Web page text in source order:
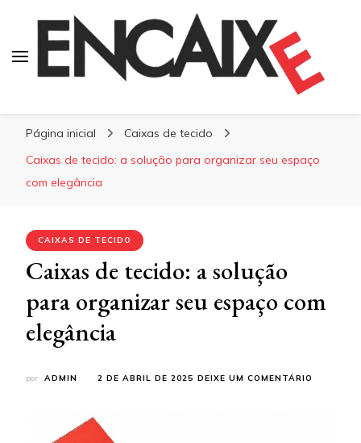
Página inicial
Caixas de tecido
Caixas de tecido: a solução para organizar seu espaço
com elegância
CAIXAS DE TECIDO
Caixas de tecido: a solução
para organizar seu espaço com
elegância
por ADMIN 2 DE ABRIL DE 2025 DEIXE UM COMENTÁRIO